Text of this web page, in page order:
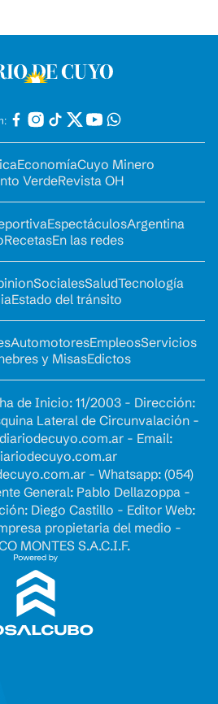
EconomíaCuyo Minero
VerdeRevista OH
EspectáculosArgentina
RecetasEn las redes
SocialesSaludTecnología
Estado del tránsito
AutomotoresEmpleosServicios
y MisasEdictos
de Inicio: 11/2003 - Dirección:
Lateral de Circunvalación -
- Email:
- Whatsapp: (054)
General: Pablo Dellazoppa -
Diego Castillo - Editor Web:
propietaria del medio -
MONTES S.A.C.I.F.